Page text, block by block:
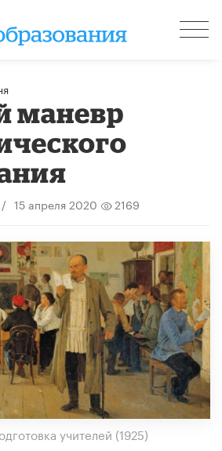
маневр
/ 15 апреля 2020 2169
учителей (1925)